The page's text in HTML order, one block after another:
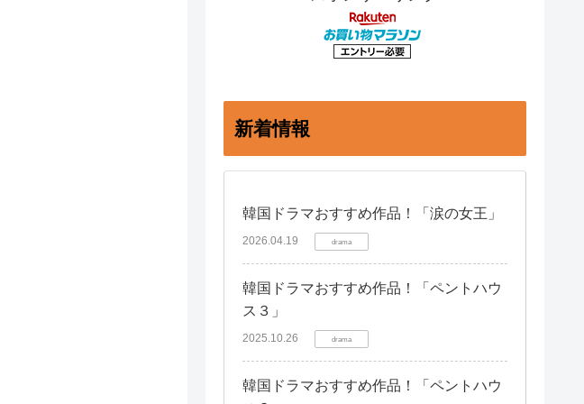
新着情報
韓国ドラマおすすめ作品！「涙の女王」
2026.04.19 drama
韓国ドラマおすすめ作品！「ペントハウ
ス３」
2025.10.26 drama
韓国ドラマおすすめ作品！「ペントハウ